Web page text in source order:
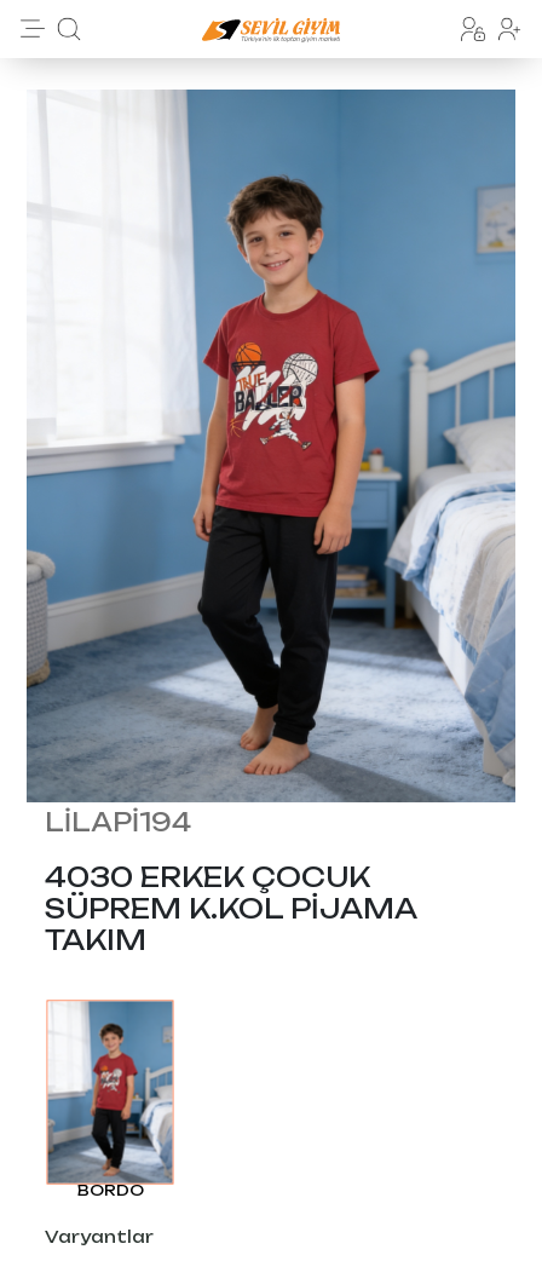
LİLAPİ194
4030 ERKEK ÇOCUK
SÜPREM K.KOL PİJAMA
TAKIM
BORDO
Varyantlar